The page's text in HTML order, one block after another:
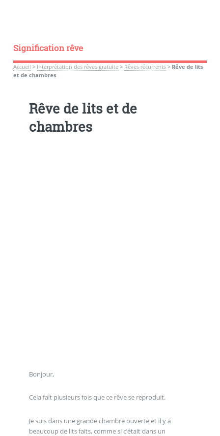
Signification rêve
Accueil > Interprétation des rêves gratuite> Rêves récurrents> Rêve de lits
et de chambres
Rêve de lits et de
chambres
Bonjour,
Cela fait plusieurs fois que ce rêve se reproduit.
Je suis dans une grande chambre ouverte et il y a
beaucoup de lits faits, comme si c’était dans un